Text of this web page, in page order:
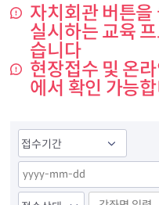
자치회관 버튼
실시하는 교육
습니다
현장접수 및 온
에서 확인 가능